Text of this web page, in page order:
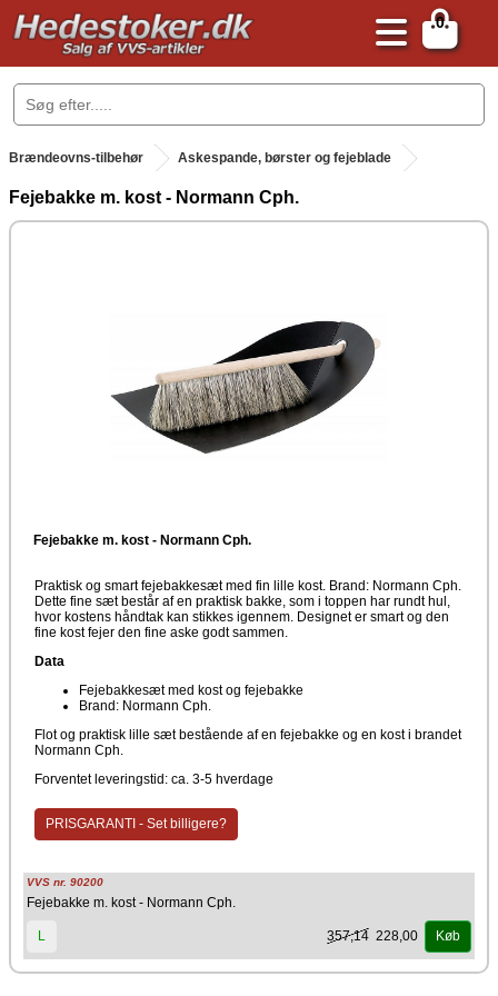
0
.
Brændeovns-tilbehør Askespande, børster og fejeblade
Fejebakke m. kost - Normann Cph.
Fejebakke m. kost - Normann Cph.
Praktisk og smart fejebakkesæt med fin lille kost. Brand: Normann Cph.
Dette fine sæt består af en praktisk bakke, som i toppen har rundt hul,
hvor kostens håndtak kan stikkes igennem. Designet er smart og den
fine kost fejer den fine aske godt sammen.
Data
Fejebakkesæt med kost og fejebakke
Brand: Normann Cph.
Flot og praktisk lille sæt bestående af en fejebakke og en kost i brandet
Normann Cph.
Forventet leveringstid: ca. 3-5 hverdage
PRISGARANTI - Set billigere?
VVS nr. 90200
Fejebakke m. kost - Normann Cph.
L 357,14 228,00 Køb